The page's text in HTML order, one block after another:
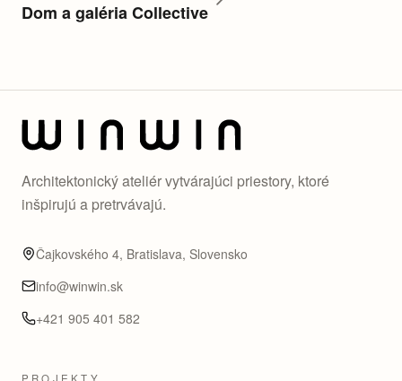
Dom a galéria Collective
Architektonický ateliér vytvárajúci priestory, ktoré
inšpirujú a pretrvávajú.
Čajkovského 4, Bratislava, Slovensko
info@winwin.sk
+421 905 401 582